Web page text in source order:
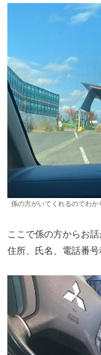
係の方がいてくれるのでわか
ここで係の方からお
住所、氏名、電話番号